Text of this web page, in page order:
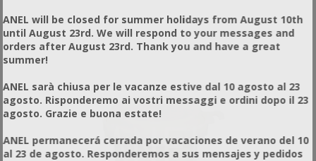
ANEL will be closed for summer holidays from August 10th
until August 23rd. We will respond to your messages and
orders after August 23rd. Thank you and have a great
summer!
ANEL sarà chiusa per le vacanze estive dal 10 agosto al 23
agosto. Risponderemo ai vostri messaggi e ordini dopo il 23
agosto. Grazie e buona estate!
ANEL permanecerá cerrada por vacaciones de verano del 10
al 23 de agosto. Responderemos a sus mensajes y pedidos